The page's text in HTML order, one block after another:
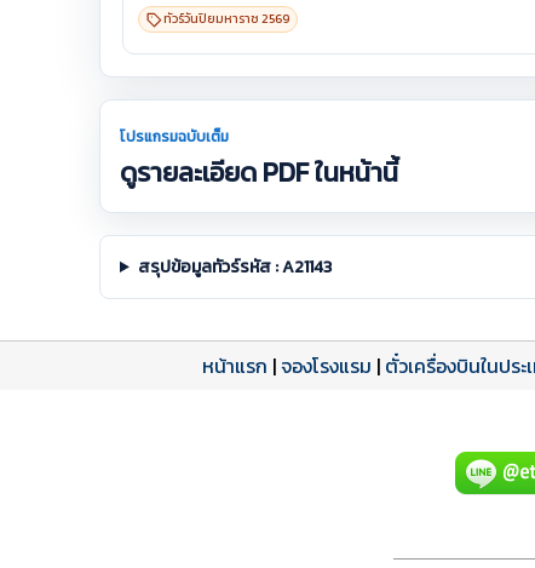
ทัวร์วันปิยมหาราช 2569
โปรแกรมฉบับเต็ม
ดูรายละเอียด PDF ในหน้านี้
สรุปข้อมูลทัวร์รหัส : A21143
หน้าแรก |จองโรงแรม | ตั๋วเครื่องบินในประ